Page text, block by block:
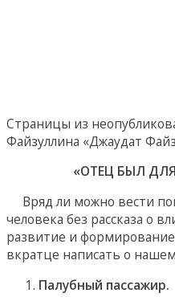
Страницы из
Файзуллина «Джаудат
«ОТЕЦ БЫЛ
Вряд ли можно вести
человека без рассказа о
развитие и
вкратце написать о
Палубный пассажир.